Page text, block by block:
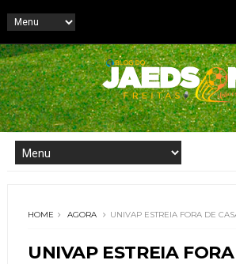
HOME AGORA UNIVAP ESTREIA FORA DE
UNIVAP ESTREIA